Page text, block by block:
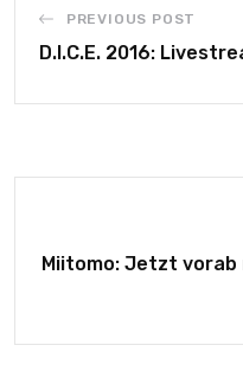
PREVIOUS POST
D.I.C.E. 2016:
Miitomo: Jetzt